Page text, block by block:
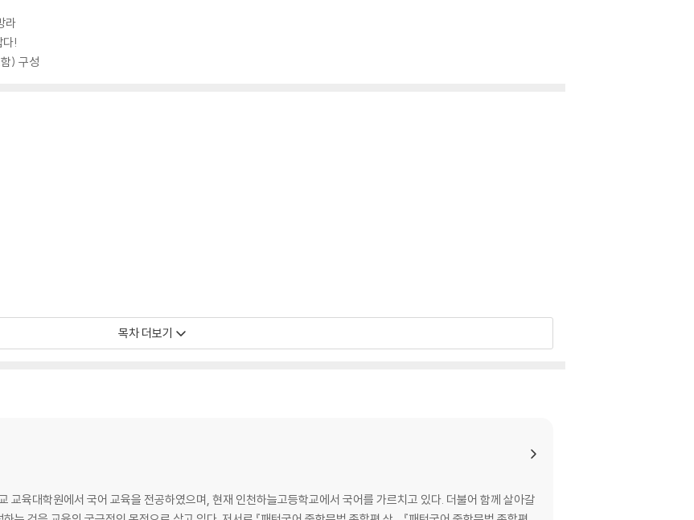
라
다!
) 구성
목차 더보기
교육대학원에서 국어 교육을 전공하였으며, 현재 인천하늘고등학교에서 국어를 가르치고 있다. 더불어 함께 살아갈